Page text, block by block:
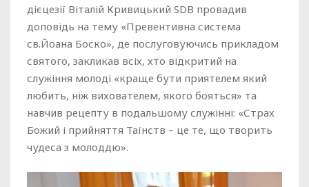
дієцезії Віталій Кривицький SDB провадив
доповідь на тему «Превентивна система
св.Йоана Боско», де послуговуючись прикладом
святого, закликав всіх, хто відкритий на
служіння молоді «краще бути приятелем який
любить, ніж вихователем, якого бояться» та
навчив рецепту в подальшому служінні: «Страх
Божий і прийняття Таїнств – це те, що творить
чудеса з молоддю».